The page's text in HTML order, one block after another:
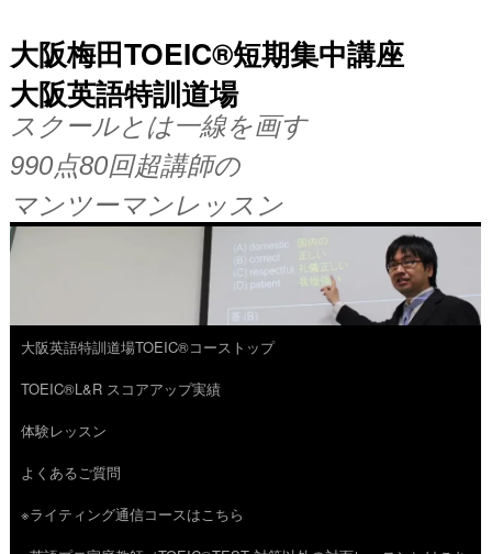
大阪梅田TOEIC®短期集中講座
大阪英語特訓道場
スクールとは一線を画す
990点80回超講師の
マンツーマンレッスン
コ
ン
テ
ン
ツ
大阪英語特訓道場TOEIC®コーストップ
TOEIC®L&R スコアアップ実績
体験レッスン
よくあるご質問
※ライティング通信コースはこちら